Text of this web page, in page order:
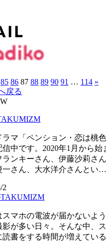
85 86 87 88 89 90 91 … 114 »
戻る
ラマ「ペンション・恋は桃
信中です。2020年1月から始
ランキーさん、伊藤沙莉さ
一さん、大水洋介さんと
2
TAKUMIZM
スマホの電波が届かないよ
影が多い日々。そんな中、
読書をする時間が増えてい